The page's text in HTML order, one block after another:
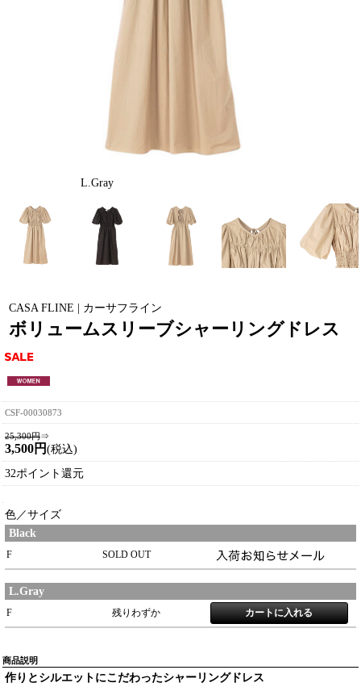
L.Gray
CASA FLINE | カーサフライン
ボリュームスリーブシャーリングドレス
CSF-00030873
25,300円⇒
3,500円 (税込)
32ポイント還元
色／サイズ
Black
F SOLD OUT
L.Gray
F 残りわずか
商品説明
作りとシルエットにこだわったシャーリングドレス